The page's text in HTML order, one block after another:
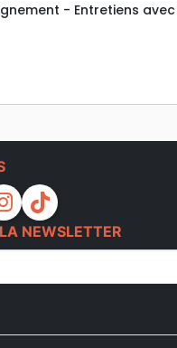
- Entretiens avec
tiktok
NEWSLETTER